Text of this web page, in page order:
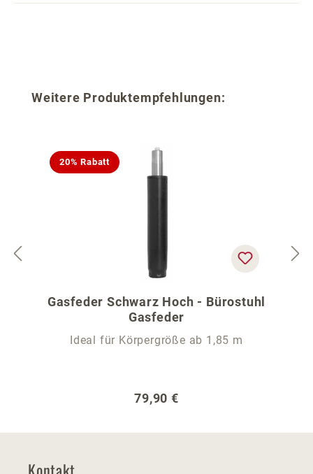
Produktgalerie überspringen
Weitere Produktempfehlungen:
20% Rabatt
Gasfeder Schwarz Hoch - Bürostuhl
Gasfeder
Ideal für Körpergröße ab 1,85 m
Regulärer Preis:
79,90 €